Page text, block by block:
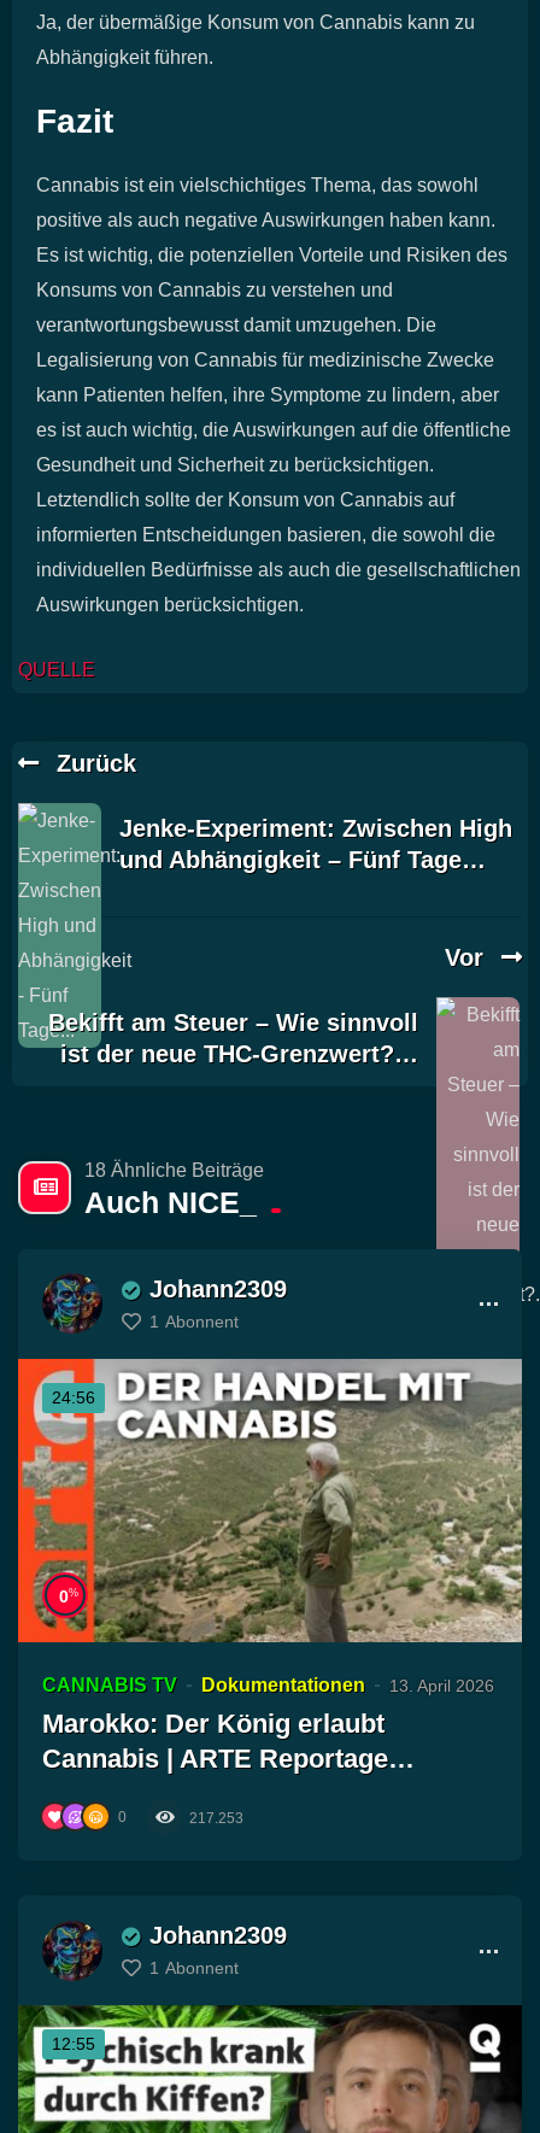
Ja, der übermäßige Konsum von Cannabis kann zu
Abhängigkeit führen.
Fazit
Cannabis ist ein vielschichtiges Thema, das sowohl
positive als auch negative Auswirkungen haben kann.
Es ist wichtig, die potenziellen Vorteile und Risiken des
Konsums von Cannabis zu verstehen und
verantwortungsbewusst damit umzugehen. Die
Legalisierung von Cannabis für medizinische Zwecke
kann Patienten helfen, ihre Symptome zu lindern, aber
es ist auch wichtig, die Auswirkungen auf die öffentliche
Gesundheit und Sicherheit zu berücksichtigen.
Letztendlich sollte der Konsum von Cannabis auf
informierten Entscheidungen basieren, die sowohl die
individuellen Bedürfnisse als auch die gesellschaftlichen
Auswirkungen berücksichtigen.
QUELLE
Zurück
Jenke-Experiment: Zwischen High
und Abhängigkeit – Fünf Tage…
Vor
Bekifft am Steuer – Wie sinnvoll
ist der neue THC-Grenzwert?…
18 Ähnliche Beiträge
Auch NICE_
Johann2309
1 Abonnent
24:56
0%
CANNABIS TV Dokumentationen 13. April 2026
Marokko: Der König erlaubt
Cannabis | ARTE Reportage
0 217.253
Johann2309
1 Abonnent
12:55